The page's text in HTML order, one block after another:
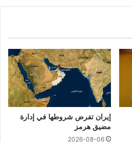
إيران تفرض شروطها في إدارة
مضيق هرمز
2026-08-06